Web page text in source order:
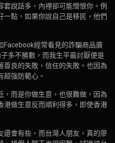
說話多，內裡卻可能憎恨你。例
點，如果你說自己是移民，他們
Facebook經常看見的詐騙商品廣
多不勝數，而我生平最討厭便是
善良的失敗，信任的失敗。也因為
超強防範心。
，而是你做生意，也很難做，因為
港做生意反而順利得多，即使香港
還會有些，而台灣人朋友，真的廖